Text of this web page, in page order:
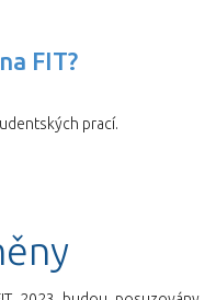
FIT?
prací.